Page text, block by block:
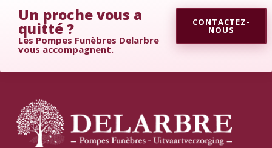
Un proche vous a
quitté ?
Les Pompes Funèbres Delarbre
vous accompagnent.
CONTACTEZ-
NOUS